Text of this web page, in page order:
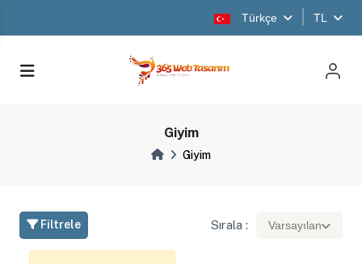
Türkçe TL
Giyim
Giyim
Filtrele Sırala : Varsayılan